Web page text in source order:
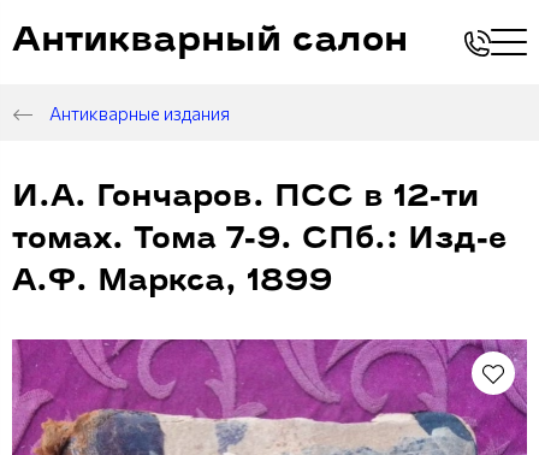
Антикварный салон
Антикварные издания
И.А. Гончаров. ПСС в 12-ти
томах. Тома 7-9. СПб.: Изд-е
А.Ф. Маркса, 1899